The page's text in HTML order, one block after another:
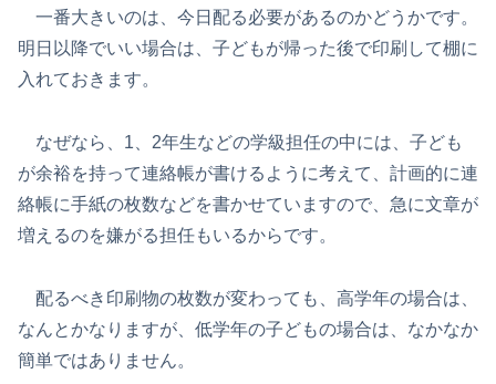
一番大きいのは、今日配る必要があるのかどうかです。
明日以降でいい場合は、子どもが帰った後で印刷して棚に
入れておきます。
なぜなら、1、2年生などの学級担任の中には、子ども
が余裕を持って連絡帳が書けるように考えて、計画的に連
絡帳に手紙の枚数などを書かせていますので、急に文章が
増えるのを嫌がる担任もいるからです。
配るべき印刷物の枚数が変わっても、高学年の場合は、
なんとかなりますが、低学年の子どもの場合は、なかなか
簡単ではありません。